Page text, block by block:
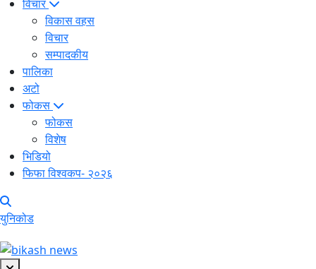
विचार
विकास वहस
विचार
सम्पादकीय
पालिका
अटो
फोकस
फोकस
विशेष
भिडियो
फिफा विश्वकप- २०२६
युनिकोड